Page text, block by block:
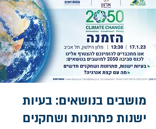
מושבים בנושאים: בעיות
ישנות פתרונות ושחקנים